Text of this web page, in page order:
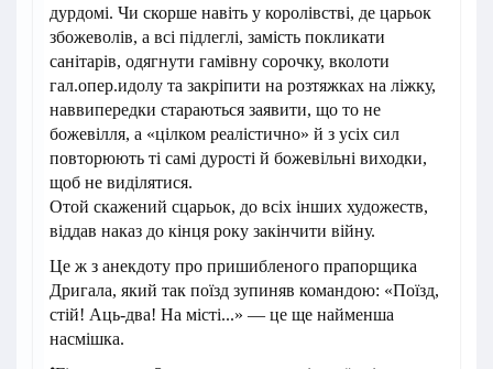
дурдомі. Чи скорше навіть у королівстві, де царьок
збожеволів, а всі підлеглі, замість покликати
санітарів, одягнути гамівну сорочку, вколоти
гал.опер.идолу та закріпити на розтяжках на ліжку,
наввипередки стараються заявити, що то не
божевілля, а «цілком реалістично» й з усіх сил
повторюють ті самі дурості й божевільні виходки,
щоб не виділятися.
Отой скажений сцарьок, до всіх інших художеств,
віддав наказ до кінця року закінчити війну.
Це ж з анекдоту про пришибленого прапорщика
Дригала, який так поїзд зупиняв командою: «Поїзд,
стій! Аць-два! На місті...» — це ще найменша
насмішка.